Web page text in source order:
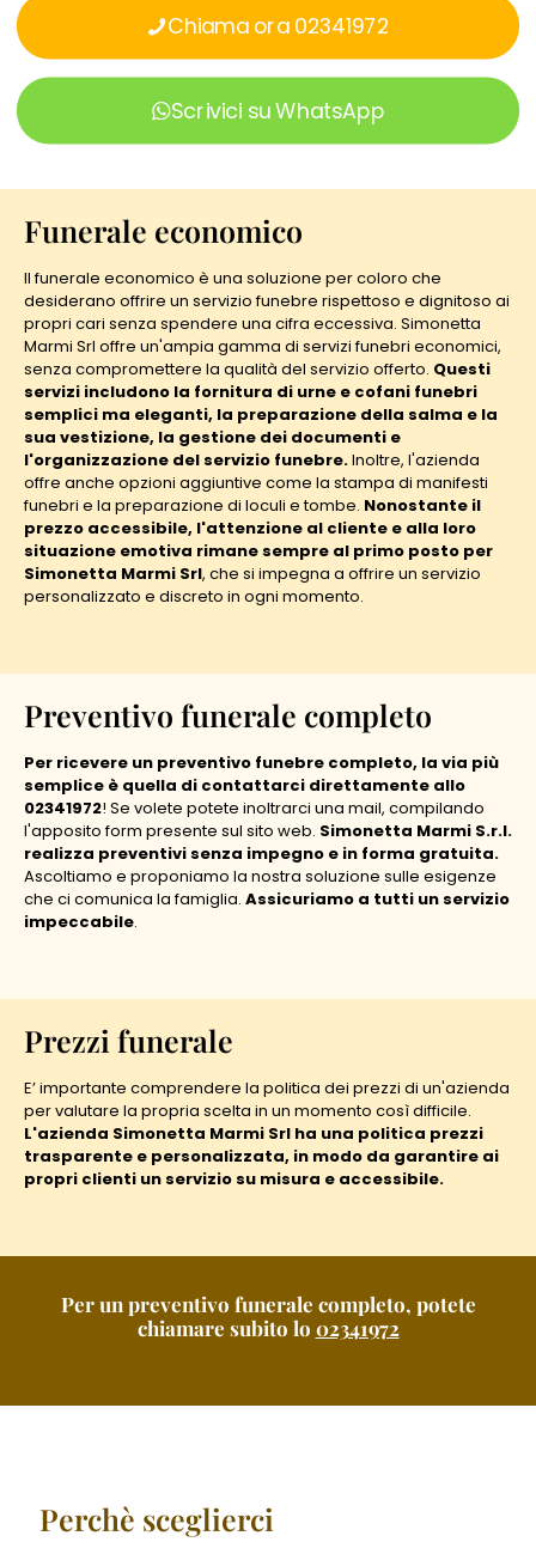
Chiama ora 02341972
Scrivici su WhatsApp
Funerale economico
Il funerale economico è una soluzione per coloro che
desiderano offrire un servizio funebre rispettoso e dignitoso ai
propri cari senza spendere una cifra eccessiva. Simonetta
Marmi Srl offre un'ampia gamma di servizi funebri economici,
senza compromettere la qualità del servizio offerto. Questi
servizi includono la fornitura di urne e cofani funebri
semplici ma eleganti, la preparazione della salma e la
sua vestizione, la gestione dei documenti e
l'organizzazione del servizio funebre.Inoltre, l'azienda
offre anche opzioni aggiuntive come la stampa di manifesti
funebri e la preparazione di loculi e tombe. Nonostante il
prezzo accessibile, l'attenzione al cliente e alla loro
situazione emotiva rimane sempre al primo posto per
Simonetta Marmi Srl, che si impegna a offrire un servizio
personalizzato e discreto in ogni momento.
Preventivo funerale completo
Per ricevere un preventivo funebre completo, la via più
semplice è quella di contattarci direttamente allo
02341972! Se volete potete inoltrarci una mail, compilando
l'apposito form presente sul sito web. Simonetta Marmi S.r.l.
realizza preventivi senza impegno e in forma gratuita.
Ascoltiamo e proponiamo la nostra soluzione sulle esigenze
che ci comunica la famiglia. Assicuriamo a tutti un servizio
impeccabile.
Prezzi funerale
E’ importante comprendere la politica dei prezzi di un'azienda
per valutare la propria scelta in un momento così difficile.
L'azienda Simonetta Marmi Srl ha una politica prezzi
trasparente e personalizzata, in modo da garantire ai
propri clienti un servizio su misura e accessibile.
Per un preventivo funerale completo, potete
chiamare subito lo 02341972
Perchè sceglierci